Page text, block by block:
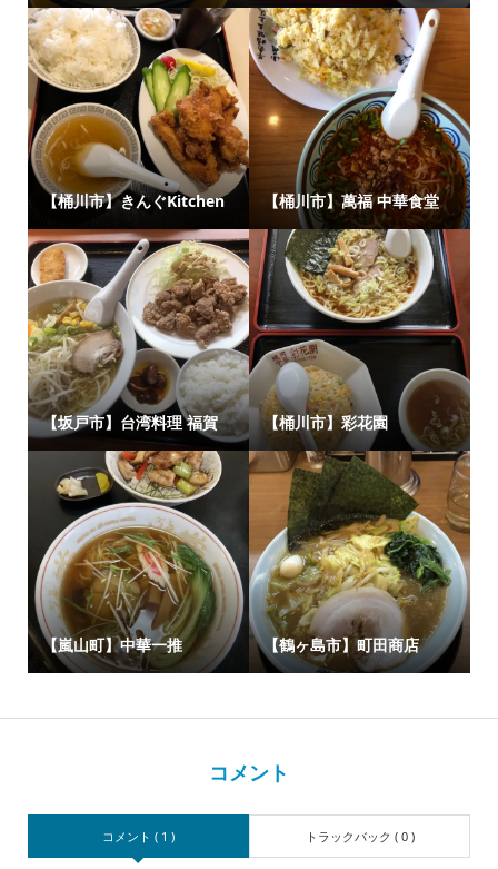
【桶川市】きんぐKitchen 【桶川市】萬福 中華食堂
【坂戸市】台湾料理 福賀 【桶川市】彩花園
【嵐山町】中華一推 【鶴ヶ島市】町田商店
コメント
コメント ( 1 ) トラックバック ( 0 )